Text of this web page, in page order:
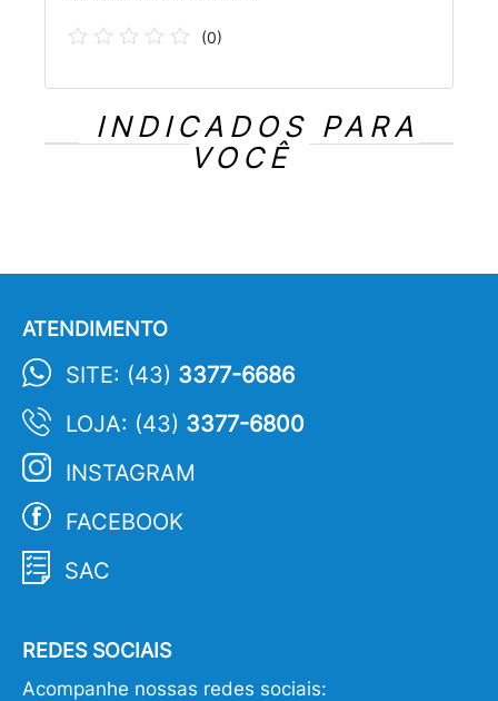
(0)
INDICADOS PARA
VOCÊ
ATENDIMENTO
SITE: (43) 3377-6686
LOJA: (43) 3377-6800
INSTAGRAM
FACEBOOK
SAC
REDES SOCIAIS
Acompanhe nossas redes sociais: